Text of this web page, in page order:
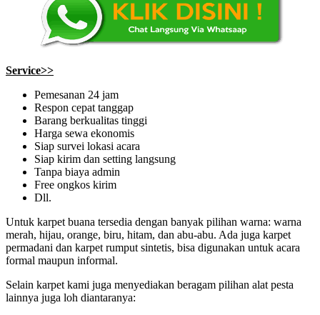
Service>>
Pemesanan 24 jam
Respon cepat tanggap
Barang berkualitas tinggi
Harga sewa ekonomis
Siap survei lokasi acara
Siap kirim dan setting langsung
Tanpa biaya admin
Free ongkos kirim
Dll.
Untuk karpet buana tersedia dengan banyak pilihan warna: warna
merah, hijau, orange, biru, hitam, dan abu-abu. Ada juga karpet
permadani dan karpet rumput sintetis, bisa digunakan untuk acara
formal maupun informal.
Selain karpet kami juga menyediakan beragam pilihan alat pesta
lainnya juga loh diantaranya: